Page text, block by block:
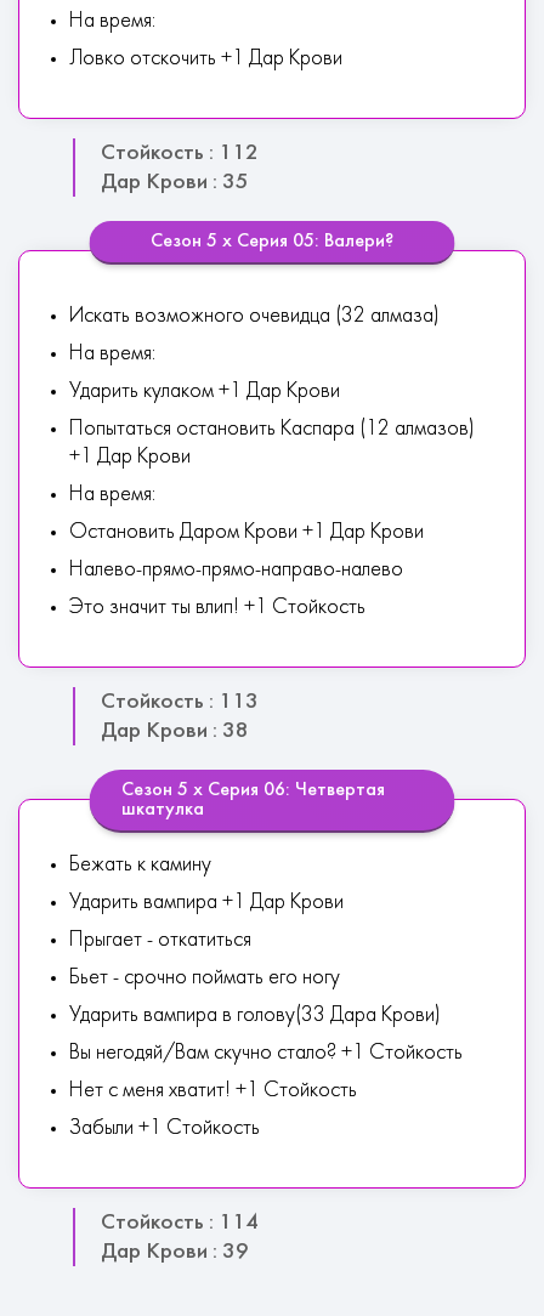
На время:
Ловко отскочить +1 Дар Крови
Стойкость : 112
Дар Крови : 35
Сезон 5 х Серия 05: Валери?
Искать возможного очевидца (32 алмаза)
На время:
Ударить кулаком +1 Дар Крови
Попытаться остановить Каспара (12 алмазов)
+1 Дар Крови
На время:
Остановить Даром Крови +1 Дар Крови
Налево-прямо-прямо-направо-налево
Это значит ты влип! +1 Стойкость
Стойкость : 113
Дар Крови : 38
Сезон 5 х Серия 06: Четвертая
шкатулка
Бежать к камину
Ударить вампира +1 Дар Крови
Прыгает - откатиться
Бьет - срочно поймать его ногу
Ударить вампира в голову(33 Дара Крови)
Вы негодяй/Вам скучно стало? +1 Стойкость
Нет с меня хватит! +1 Стойкость
Забыли +1 Стойкость
Стойкость : 114
Дар Крови : 39